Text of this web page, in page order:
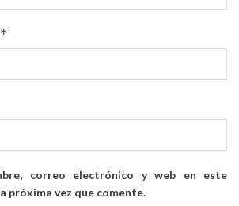
*
correo electrónico y web en este
próxima vez que comente.